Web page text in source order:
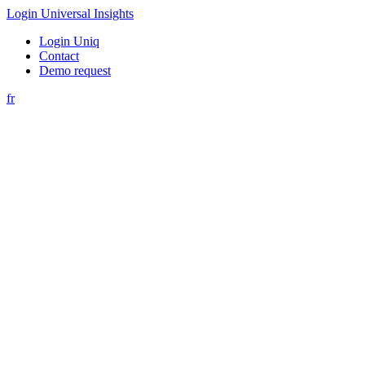
Login Universal Insights
Login Uniq
Contact
Demo request
fr